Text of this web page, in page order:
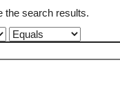
the search results.